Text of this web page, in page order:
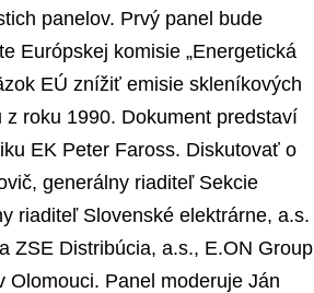
panelov. Prvý panel bude
Európskej komisie „Energetická
EÚ znížiť emisie skleníkových
roku 1990. Dokument predstaví
EK Peter Faross. Diskutovať o
generálny riaditeľ Sekcie
riaditeľ Slovenské elektrárne, a.s.
ZSE Distribúcia, a.s., E.ON Group
Panel moderuje Ján